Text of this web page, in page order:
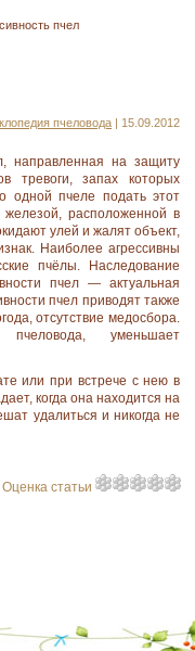
пчел
пчеловода | 15.09.2012
направленная на защиту
тревоги, запах которых
одной пчеле подать этот
железой, расположенной в
улей и жалят объект,
Наиболее агрессивны
пчёлы. Наследование
пчел — актуальная
пчел приво­дят также
отсутствие медосбора.
уменьшает
или при встрече с нею в
когда она находится на
уда­литься и никогда не
Оценка статьи